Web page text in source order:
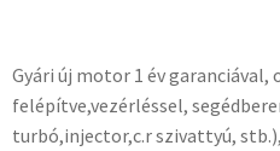
Gyári új motor 1 év
felépítve,vezérléssel,
turbó,injector,c.r szivattyú,